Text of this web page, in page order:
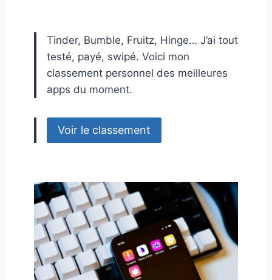
Tinder, Bumble, Fruitz, Hinge… J’ai tout
testé, payé, swipé. Voici mon
classement personnel des meilleures
apps du moment.
Voir le classement